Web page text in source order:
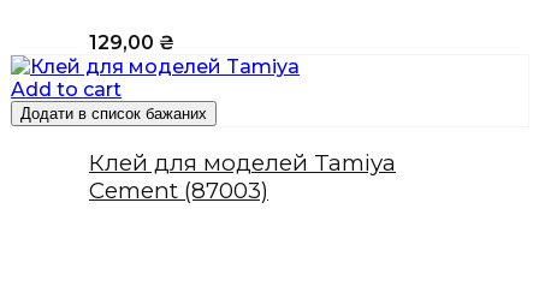
129,00 ₴
Add to cart
Додати в список бажаних
Клей для моделей Tamiya
Cement (87003)